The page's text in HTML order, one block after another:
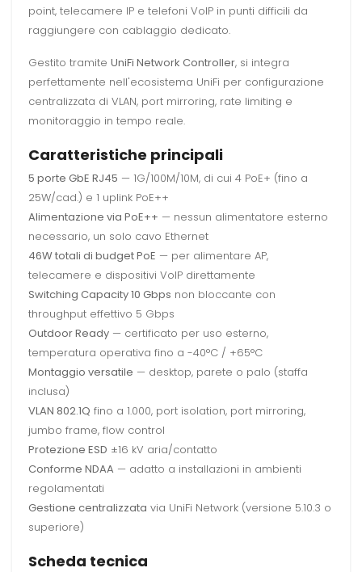
point, telecamere IP e telefoni VoIP in punti difficili da
raggiungere con cablaggio dedicato.
Gestito tramite UniFi Network Controller, si integra
perfettamente nell'ecosistema UniFi per configurazione
centralizzata di VLAN, port mirroring, rate limiting e
monitoraggio in tempo reale.
Caratteristiche principali
5 porte GbE RJ45 — 1G/100M/10M, di cui 4 PoE+ (fino a
25W/cad.) e 1 uplink PoE++
Alimentazione via PoE++ — nessun alimentatore esterno
necessario, un solo cavo Ethernet
46W totali di budget PoE — per alimentare AP,
telecamere e dispositivi VoIP direttamente
Switching Capacity 10 Gbps non bloccante con
throughput effettivo 5 Gbps
Outdoor Ready — certificato per uso esterno,
temperatura operativa fino a -40°C / +65°C
Montaggio versatile — desktop, parete o palo (staffa
inclusa)
VLAN 802.1Q fino a 1.000, port isolation, port mirroring,
jumbo frame, flow control
Protezione ESD ±16 kV aria/contatto
Conforme NDAA — adatto a installazioni in ambienti
regolamentati
Gestione centralizzata via UniFi Network (versione 5.10.3 o
superiore)
Scheda tecnica